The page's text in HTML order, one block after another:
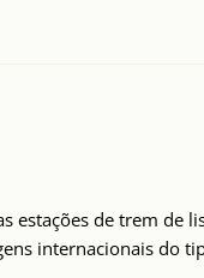
estações de trem de
internacionais do